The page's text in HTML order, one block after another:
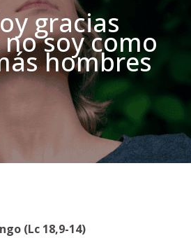
gracias
soy como
hombres
(Lc 18,9-14)